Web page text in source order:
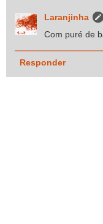
Laranjinha
Com puré de
Responder